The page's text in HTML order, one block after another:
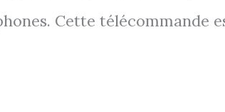
Cette télécommande